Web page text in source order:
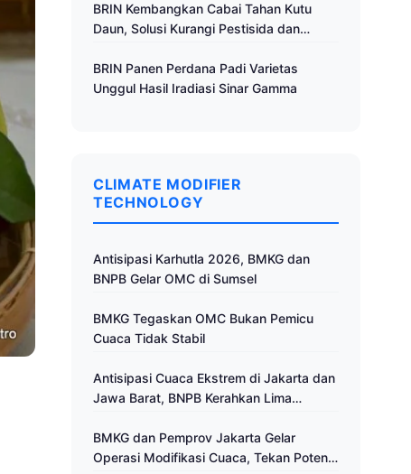
BRIN Kembangkan Cabai Tahan Kutu
Daun, Solusi Kurangi Pestisida dan
BRIN Panen Perdana Padi Varietas
Unggul Hasil Iradiasi Sinar Gamma
CLIMATE MODIFIER
TECHNOLOGY
Antisipasi Karhutla 2026, BMKG dan
BNPB Gelar OMC di Sumsel
BMKG Tegaskan OMC Bukan Pemicu
Cuaca Tidak Stabil
Antisipasi Cuaca Ekstrem di Jakarta dan
Jawa Barat, BNPB Kerahkan Lima
Cuaca
BMKG dan Pemprov Jakarta Gelar
Operasi Modifikasi Cuaca, Tekan Potensi